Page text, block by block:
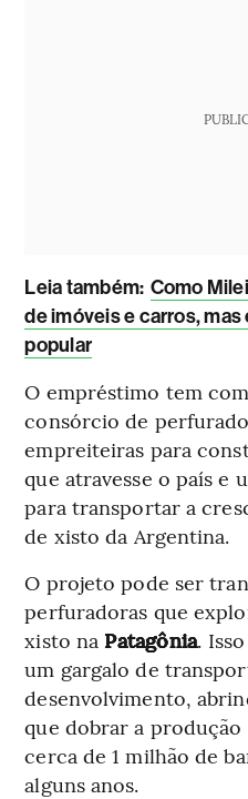
Leia também: Como
de imóveis e carros,
popular
O empréstimo tem
consórcio de
empreiteiras para
que atravesse o país
para transportar a
de xisto da Argentina.
O projeto pode ser
perfuradoras que
xisto na Patagônia.
um gargalo de
desenvolvimento,
que dobrar a
cerca de 1 milhão de
alguns anos.